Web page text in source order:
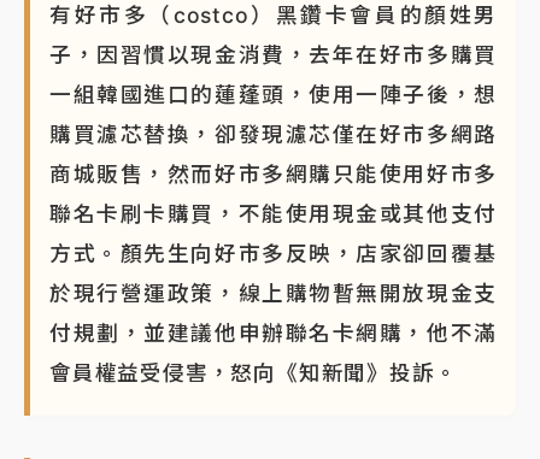
有好市多（costco）黑鑽卡會員的顏姓男
子，因習慣以現金消費，去年在好市多購買
一組韓國進口的蓮蓬頭，使用一陣子後，想
購買濾芯替換，卻發現濾芯僅在好市多網路
商城販售，然而好市多網購只能使用好市多
聯名卡刷卡購買，不能使用現金或其他支付
方式。顏先生向好市多反映，店家卻回覆基
於現行營運政策，線上購物暫無開放現金支
付規劃，並建議他申辦聯名卡網購，他不滿
會員權益受侵害，怒向《知新聞》投訴。